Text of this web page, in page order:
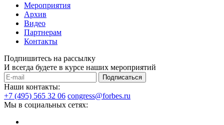
Мероприятия
Архив
Видео
Партнерам
Контакты
Подпишитесь на рассылку
И всегда будете в курсе наших мероприятий
Подписаться
Наши контакты:
+7 (495) 565 32 06 congress@forbes.ru
Мы в социальных сетях: